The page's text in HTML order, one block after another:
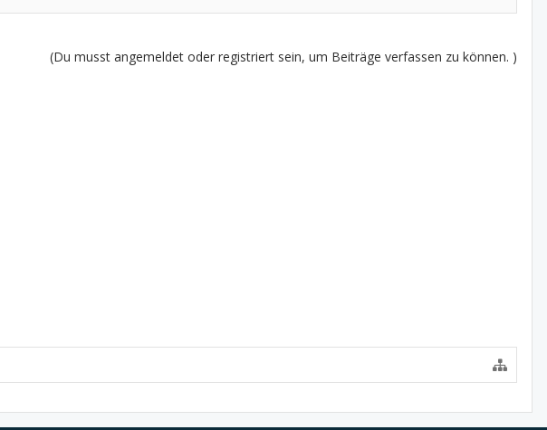
(Du musst angemeldet oder registriert sein, um Beiträge verfassen zu können. )